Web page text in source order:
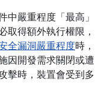
中嚴重程度「最高」
取得額外執行權限，
全漏洞嚴重程度時，
因開發需求關閉或遭
擊時，裝置會受到多